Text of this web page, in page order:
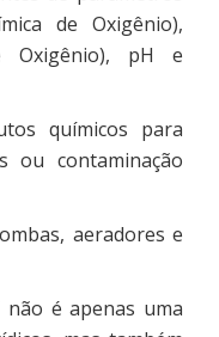
de Oxigênio),
Oxigênio), pH e
químicos para
ou contaminação
aeradores e
é apenas uma